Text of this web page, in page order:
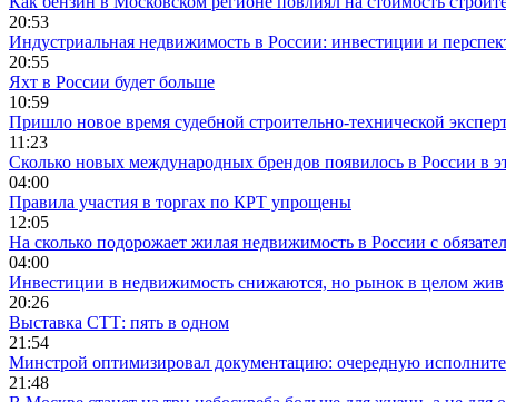
20:53
Индустриальная недвижимость в России: инвестиции и
20:55
Яхт в России будет больше
10:59
Пришло новое время судебной строительно-технической
11:23
Сколько новых международных брендов появилось в России в
04:00
Правила участия в торгах по КРТ упрощены
12:05
На сколько подорожает жилая недвижимость в России с
04:00
Инвестиции в недвижимость снижаются, но рынок в целом жив
20:26
Выставка СТТ: пять в одном
21:54
Минстрой оптимизировал документацию: очередную
21:48